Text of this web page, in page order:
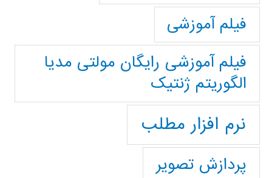
فیلم آموزشی
فیلم آموزشی رایگان مولتی مدیا
الگوریتم ژنتیک
نرم افزار مطلب
پردازش تصویر